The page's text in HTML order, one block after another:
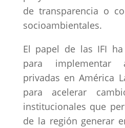
de transparencia o
socioambientales.
El papel de las IFI
para implementar
privadas en América
para acelerar
institucionales que
de la región generar